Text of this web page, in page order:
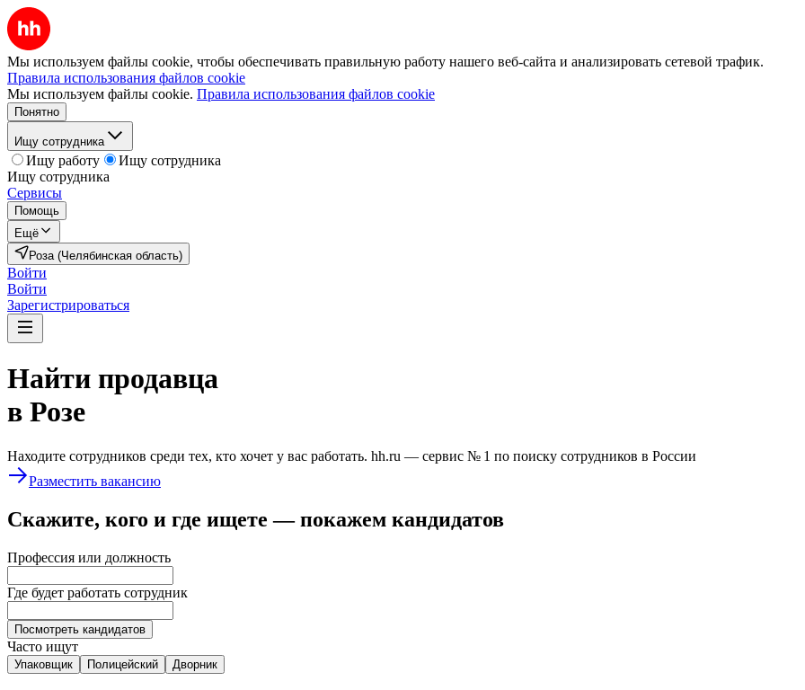
Мы используем файлы cookie, чтобы обеспечивать правильную работу нашего веб-сайта и анализировать сетевой трафик.
Правила использования файлов cookie
Мы используем файлы cookie. Правила использования файлов cookie
Понятно
Ищу сотрудника
Ищу работу
Ищу сотрудника
Ищу сотрудника
Сервисы
Помощь
Ещё
Роза (Челябинская область)
Войти
Войти
Зарегистрироваться
Найти продавца
в Розе
Находите сотрудников среди тех, кто хочет у вас работать. hh.ru — сервис № 1 по поиску сотрудников в России
Разместить вакансию
Скажите, кого и где ищете — покажем кандидатов
Профессия или должность
Где будет работать сотрудник
Посмотреть кандидатов
Часто ищут
Упаковщик Полицейский Дворник